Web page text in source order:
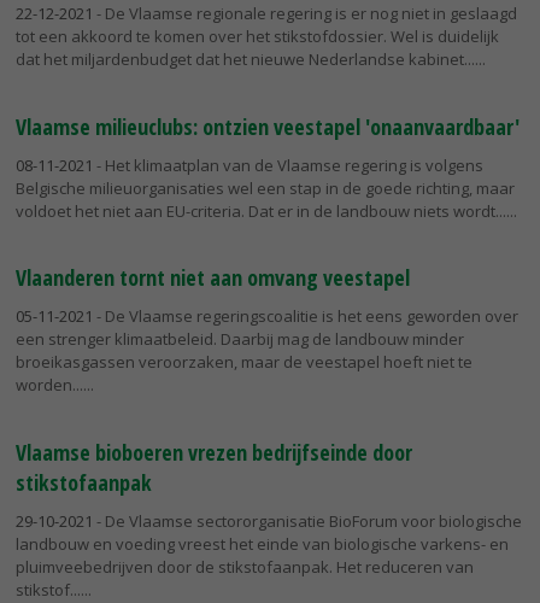
22-12-2021 - De Vlaamse regionale regering is er nog niet in geslaagd
tot een akkoord te komen over het stikstofdossier. Wel is duidelijk
dat het miljardenbudget dat het nieuwe Nederlandse kabinet...
Vlaamse milieuclubs: ontzien veestapel 'onaanvaardbaar'
08-11-2021 - Het klimaatplan van de Vlaamse regering is volgens
Belgische milieuorganisaties wel een stap in de goede richting, maar
voldoet het niet aan EU-criteria. Dat er in de landbouw niets wordt...
Vlaanderen tornt niet aan omvang veestapel
05-11-2021 - De Vlaamse regeringscoalitie is het eens geworden over
een strenger klimaatbeleid. Daarbij mag de landbouw minder
broeikasgassen veroorzaken, maar de veestapel hoeft niet te
worden...
Vlaamse bioboeren vrezen bedrijfseinde door
stikstofaanpak
29-10-2021 - De Vlaamse sectororganisatie BioForum voor biologische
landbouw en voeding vreest het einde van biologische varkens- en
pluimveebedrijven door de stikstofaanpak. Het reduceren van
stikstof...